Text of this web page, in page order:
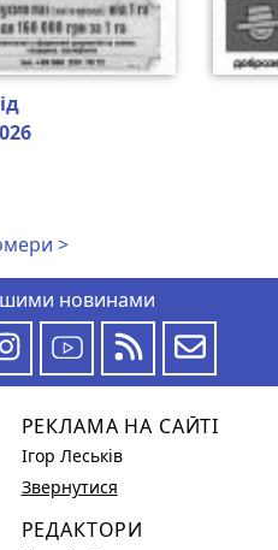
>
новинами
РЕКЛАМА НА САЙТІ
Ігор Леськів
Звернутися
РЕДАКТОРИ